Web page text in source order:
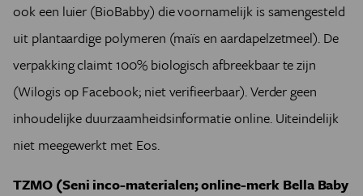
ook een luier (BioBabby) die voornamelijk is samengesteld
uit plantaardige polymeren (maïs en aardapelzetmeel). De
verpakking claimt 100% biologisch afbreekbaar te zijn
(Wilogis op Facebook; niet verifieerbaar). Verder geen
inhoudelijke duurzaamheidsinformatie online. Uiteindelijk
niet meegewerkt met Eos.
TZMO (Seni inco-materialen; online-merk Bella Baby